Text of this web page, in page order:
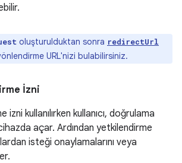
oluşturulduktan sonra redirectUrl
URL'nizi bulabilirsiniz.
İzni
kullanılırken kullanıcı, doğrulama
açar. Ardından yetkilendirme
isteği onaylamalarını veya